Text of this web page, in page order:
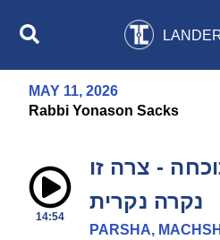
MAY 11, 2026
Rabbi Yonason Sacks
14:54
- צרה זו
נקרה נקרית
PARSHA,